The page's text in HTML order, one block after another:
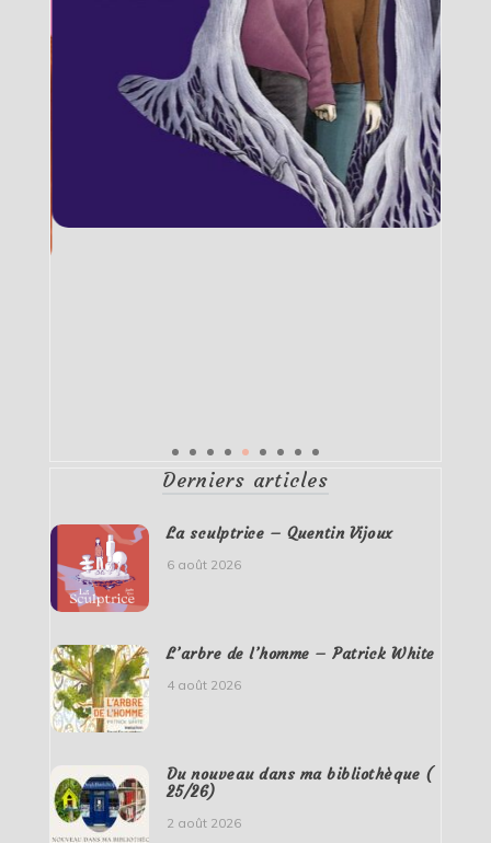
Derniers articles
La sculptrice – Quentin Vijoux
6 août 2026
L’arbre de l’homme – Patrick White
4 août 2026
Du nouveau dans ma bibliothèque (
25/26)
2 août 2026